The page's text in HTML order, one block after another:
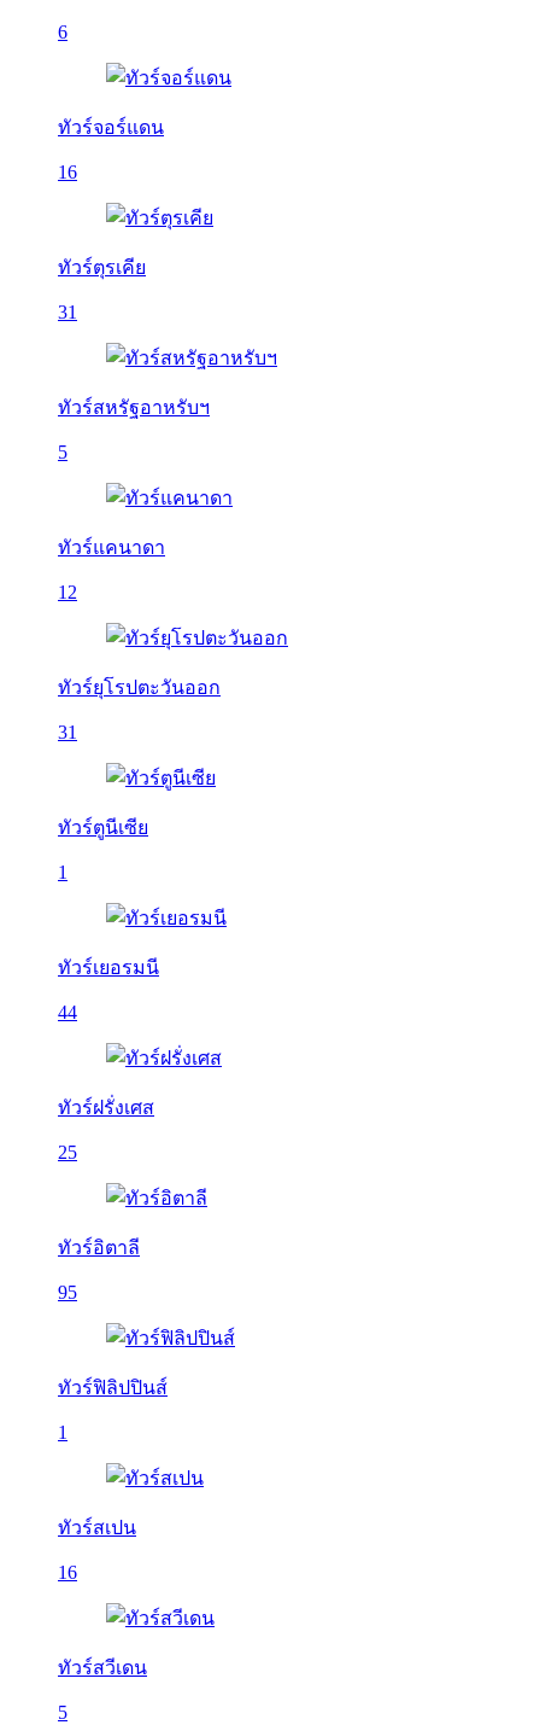
6
ทัวร์จอร์แดน
16
ทัวร์ตุรเคีย
31
ทัวร์สหรัฐอาหรับฯ
5
ทัวร์แคนาดา
12
ทัวร์ยุโรปตะวันออก
31
ทัวร์ตูนีเซีย
1
ทัวร์เยอรมนี
44
ทัวร์ฝรั่งเศส
25
ทัวร์อิตาลี
95
ทัวร์ฟิลิปปินส์
1
ทัวร์สเปน
16
ทัวร์สวีเดน
5